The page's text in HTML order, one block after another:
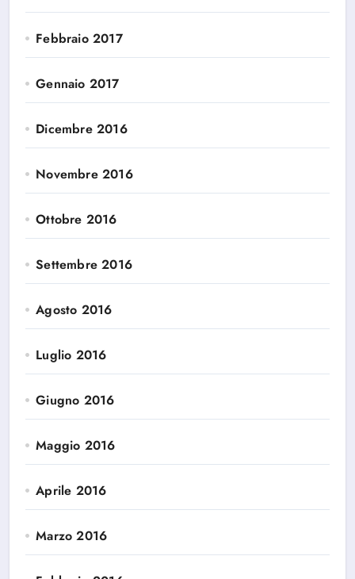
Febbraio 2017
Gennaio 2017
Dicembre 2016
Novembre 2016
Ottobre 2016
Settembre 2016
Agosto 2016
Luglio 2016
Giugno 2016
Maggio 2016
Aprile 2016
Marzo 2016